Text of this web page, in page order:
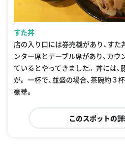
すた丼
店の入り口には券売機があり、すた
ンター席とテーブル席があり、カウ
ているとやってきました。 丼には
が。 一杯で、並盛の場合、茶碗約３
豪華。
このスポットの